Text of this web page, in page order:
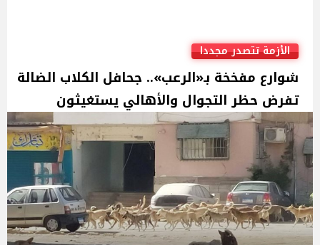
الأزمة تتصدر مجددا
شوارع مفخخة بـ«الرعب».. جحافل الكلاب الضالة
تفرض حظر التجوال والأهالي يستغيثون